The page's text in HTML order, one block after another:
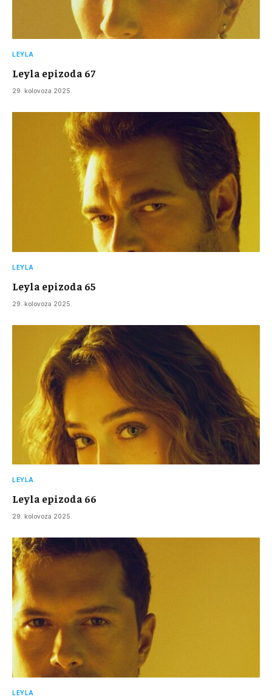
LEYLA
Leyla epizoda 67
29. kolovoza 2025.
LEYLA
Leyla epizoda 65
29. kolovoza 2025.
LEYLA
Leyla epizoda 66
29. kolovoza 2025.
LEYLA